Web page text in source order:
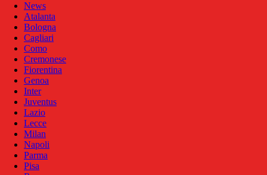
News
Atalanta
Bologna
Cagliari
Como
Cremonese
Fiorentina
Genoa
Inter
Juventus
Lazio
Lecce
Milan
Napoli
Parma
Pisa